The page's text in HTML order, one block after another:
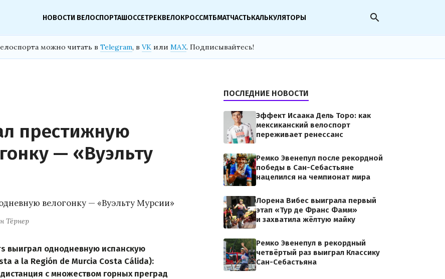
НОВОСТИ ВЕЛОСПОРТАШОССЕТРЕКВЕЛОКРОССМТБМАТЧАСТЬКАЛЬКУЛЯТОРЫ search
можно читать в Telegram, в VK или MAX. Подписывайтесь!
престижную
— «Вуэльту
Тёрнер
выиграл однодневную испанскую
a la Región de Murcia Costa Cálida):
с множеством горных преград
ПОСЛЕДНИЕ НОВОСТИ
Эффект Исаака Дель Торо: как
мексиканский велоспорт
переживает ренессанс
Ремко Эвенепул после рекордной
победы в Сан-Себастьяне
нацелился на чемпионат мира
Лорена Вибес выиграла первый
этап «Тур де Франс Фамм»
и захватила жёлтую майку
Ремко Эвенепул в рекордный
четвёртый раз выиграл Классику
Сан-Себастьяна